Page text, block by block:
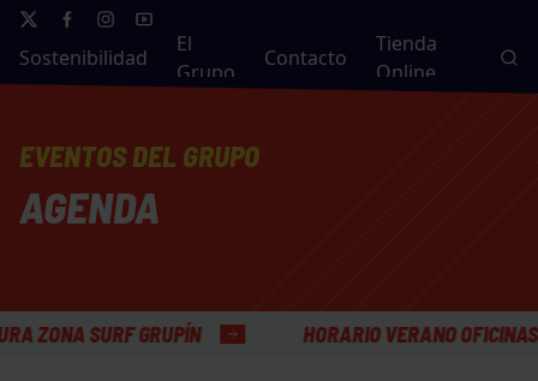
Sostenibilidad
El
Grupo
Contacto
Tienda
Online
EVENTOS DEL GRUPO
AGENDA
SURF GRUPÍN HORARIO VERANO OFICINAS